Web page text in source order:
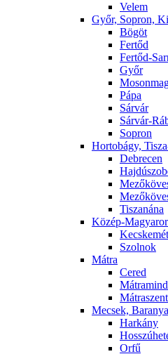
Velem
Győr, Sopron,
Bögöt
Fertőd
Fertőd-
Győr
Pápa
Sárvár
Sárvár-
Sopron
Hortobágy,
Debrecen
Tiszanána
Közép-
Kecskemét
Szolnok
Mátra
Cered
Mecsek,
Harkány
Orfű